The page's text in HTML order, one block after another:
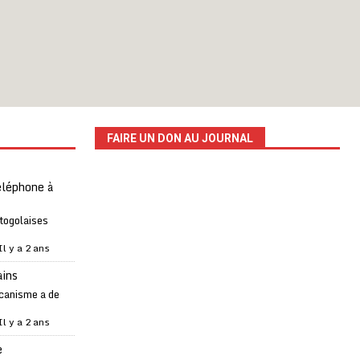
à
y a 2 ans
a de
y a 2 ans
FAIRE UN DON AU JOURNAL